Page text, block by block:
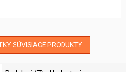
SÚVISIACE PRODUKTY